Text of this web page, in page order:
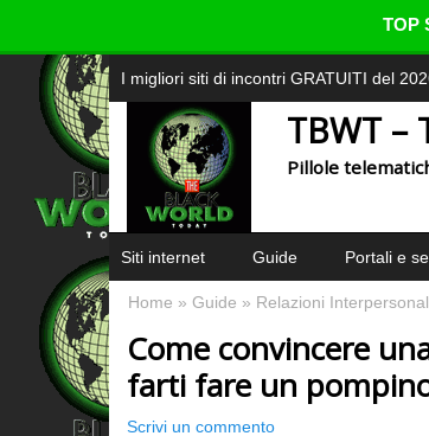
TOP
I migliori siti di incontri GRATUITI del
TBWT –
Pillole
Siti internet Guide Portali e
Home » Guide » Relazioni
Come convincere
farti fare un
Scrivi un commento